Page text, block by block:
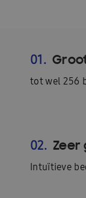
01.
tot wel 256
02. Zeer
Intuïtieve